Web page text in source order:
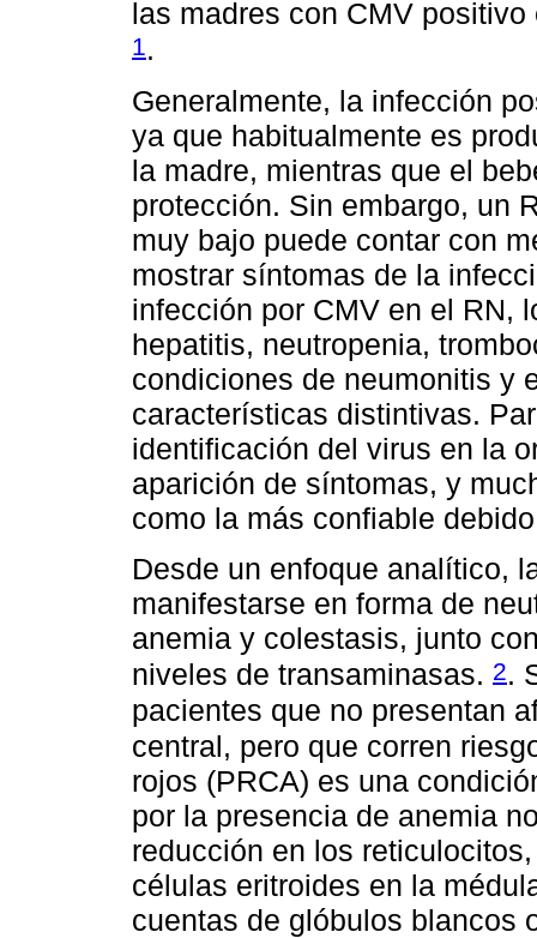
las madres con CMV
1 .
Generalmente, la infección
ya que habitualmente es
la madre, mientras que el
protección. Sin embargo, un
muy bajo puede contar con
mostrar síntomas de la
infección por CMV en el RN,
hepatitis, neutropenia,
condiciones de neumonitis y
características distintivas.
identificación del virus en la
aparición de síntomas, y
como la más confiable
Desde un enfoque analítico,
manifestarse en forma de
anemia y colestasis, junto
niveles de transaminasas. 2.
pacientes que no presentan
central, pero que corren
rojos (PRCA) es una
por la presencia de anemia
reducción en los
células eritroides en la
cuentas de glóbulos blancos